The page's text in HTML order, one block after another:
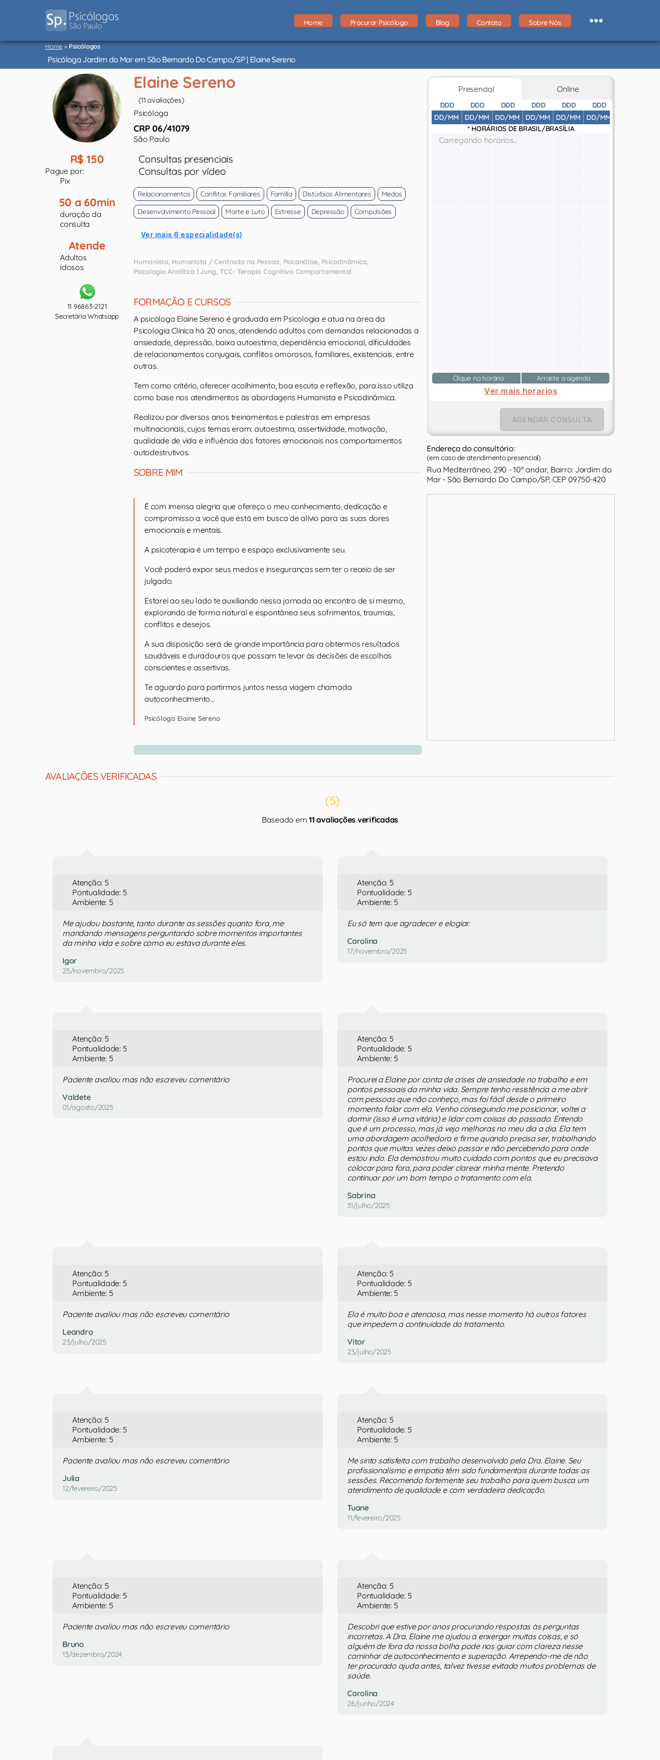
Psicólogos
São
Paulo
Home Procurar Psicólogo Blog Contato Sobre Nós
Home»Psicólogos
Psicóloga Jardim do Mar em São Bernardo Do Campo/SP | Elaine Sereno
R$ 150
Pague por:
Pix
50 a 60min
duração da
consulta
Atende
Adultos
Idosos
11 96863-2121
Secretária Whatsapp
Elaine Sereno
(11 avaliações)
Psicóloga
CRP 06/41079
São Paulo
Consultas presenciais
Consultas por vídeo
Relacionamentos Conflitos Familiares Família Distúrbios Alimentares
Medos
Desenvolvimento Pessoal
Morte e Luto Estresse Depressão Compulsões
Ver mais 6 especialidade(s)
Humanista Humanista / Centrada na Pessoa Psicanálise Psicodinâmica
Psicologia Analítica | Jung TCC- Terapia Cognitivo Comportamental
FORMAÇÃO E CURSOS
A psicóloga Elaine Sereno é graduada em Psicologia e atua na área da
Psicologia Clínica há 20 anos, atendendo adultos com demandas relacionadas a
ansiedade, depressão, baixa autoestima, dependência emocional, dificuldades
de relacionamentos conjugais, conflitos amorosos, familiares, existenciais, entre
outras.
Tem como critério, oferecer acolhimento, boa escuta e reflexão, para isso utiliza
como base nos atendimentos às abordagens Humanista e Psicodinâmica.
Realizou por diversos anos treinamentos e palestras em empresas
multinacionais, cujos temas eram: autoestima, assertividade, motivação,
qualidade de vida e influência dos fatores emocionais nos comportamentos
autodestrutivos.
SOBRE MIM
É com imensa alegria que ofereço o meu conhecimento, dedicação e
compromisso a você que está em busca de alívio para as suas dores
emocionais e mentais.
A psicoterapia é um tempo e espaço exclusivamente seu.
Você poderá expor seus medos e inseguranças sem ter o receio de ser
julgado.
Estarei ao seu lado te auxiliando nessa jornada ao encontro de si mesmo,
explorando de forma natural e espontânea seus sofrimentos, traumas,
conflitos e desejos.
A sua disposição será de grande importância para obtermos resultados
saudáveis e duradouros que possam te levar às decisões de escolhas
conscientes e assertivas.
Te aguardo para partirmos juntos nessa viagem chamada
autoconhecimento…
Psicóloga Elaine Sereno
Presencial Online
DDD
DD/MM
DDD
DD/MM
DDD
DD/MM
DDD
DD/MM
DDD
DD/MM
DDD
DD/MM
* HORÁRIOS DE BRASIL/BRASÍLIA
Carregando horários...
Clique no horário Arraste a agenda
Ver mais horarios
AGENDAR CONSULTA
Endereço do consultório:
(em caso de atendimento presencial)
Rua Mediterrâneo, 290 - 10º andar, Bairro: Jardim do
Mar - São Bernardo Do Campo/SP, CEP 09750-420
AVALIAÇÕES VERIFICADAS
(5)
Baseado em11 avaliações verificadas
Atenção: 5
Pontualidade: 5
Ambiente: 5
Me ajudou bastante, tanto durante as sessões quanto fora, me
mandando mensagens perguntando sobre momentos importantes
da minha vida e sobre como eu estava durante eles.
Igor
25/novembro/2025
Atenção: 5
Pontualidade: 5
Ambiente: 5
Eu só tem que agradecer e elogiar.
Carolina
17/novembro/2025
Atenção: 5
Pontualidade: 5
Ambiente: 5
Paciente avaliou mas não escreveu comentário
Valdete
01/agosto/2025
Atenção: 5
Pontualidade: 5
Ambiente: 5
Procurei a Elaine por conta de crises de ansiedade no trabalho e em
pontos pessoais da minha vida. Sempre tenho resistência a me abrir
com pessoas que não conheço, mas foi fácil desde o primeiro
momento falar com ela. Venho conseguindo me posicionar, voltei a
dormir (isso é uma vitória) e lidar com coisas do passado. Entendo
que é um processo, mas já vejo melhoras no meu dia a dia. Ela tem
uma abordagem acolhedora e firme quando precisa ser, trabalhando
pontos que muitas vezes deixo passar e não percebendo para onde
estou indo. Ela demostrou muito cuidado com pontos que eu precisava
colocar para fora, para poder clarear minha mente. Pretendo
continuar por um bom tempo o tratamento com ela.
Sabrina
31/julho/2025
Atenção: 5
Pontualidade: 5
Ambiente: 5
Paciente avaliou mas não escreveu comentário
Leandro
23/julho/2025
Atenção: 5
Pontualidade: 5
Ambiente: 5
Ela é muito boa e atenciosa, mas nesse momento há outros fatores
que impedem a continuidade do tratamento.
Vitor
23/julho/2025
Atenção: 5
Pontualidade: 5
Ambiente: 5
Paciente avaliou mas não escreveu comentário
Julia
12/fevereiro/2025
Atenção: 5
Pontualidade: 5
Ambiente: 5
Me sinto satisfeita com trabalho desenvolvido pela Dra. Elaine. Seu
profissionalismo e empatia têm sido fundamentais durante todas as
sessões. Recomendo fortemente seu trabalho para quem busca um
atendimento de qualidade e com verdadeira dedicação.
Tuane
11/fevereiro/2025
Atenção: 5
Pontualidade: 5
Ambiente: 5
Paciente avaliou mas não escreveu comentário
Bruno
13/dezembro/2024
Atenção: 5
Pontualidade: 5
Ambiente: 5
Descobri que estive por anos procurando respostas às perguntas
incorretas. A Dra. Elaine me ajudou a enxergar muitas coisas, e só
alguém de fora da nossa bolha pode nos guiar com clareza nesse
caminhar de autoconhecimento e superação. Arrependo-me de não
ter procurado ajuda antes, talvez tivesse evitado muitos problemas de
saúde.
Carolina
26/junho/2024